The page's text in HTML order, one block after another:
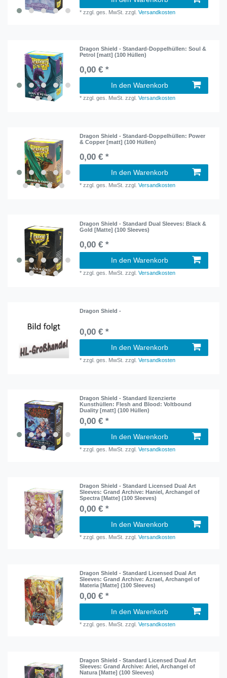
*zzgl. ges. MwSt. zzgl.Versandkosten
Dragon Shield - Standard-Doppelhüllen: Soul &
Petrol [matt] (100 Hüllen)
0,00 € *
In den Warenkorb
*zzgl. ges. MwSt. zzgl.Versandkosten
Dragon Shield - Standard-Doppelhüllen: Power
& Copper [matt] (100 Hüllen)
0,00 € *
In den Warenkorb
*zzgl. ges. MwSt. zzgl.Versandkosten
Dragon Shield - Standard Dual Sleeves: Black &
Gold [Matte] (100 Sleeves)
0,00 € *
In den Warenkorb
*zzgl. ges. MwSt. zzgl.Versandkosten
Dragon Shield -
0,00 € *
In den Warenkorb
*zzgl. ges. MwSt. zzgl.Versandkosten
Dragon Shield - Standard lizenzierte
Kunsthüllen: Flesh and Blood: Voltbound
Duality [matt] (100 Hüllen)
0,00 € *
In den Warenkorb
*zzgl. ges. MwSt. zzgl.Versandkosten
Dragon Shield - Standard Licensed Dual Art
Sleeves: Grand Archive: Haniel, Archangel of
Spectra [Matte] (100 Sleeves)
0,00 € *
In den Warenkorb
*zzgl. ges. MwSt. zzgl.Versandkosten
Dragon Shield - Standard Licensed Dual Art
Sleeves: Grand Archive: Azrael, Archangel of
Materia [Matte] (100 Sleeves)
0,00 € *
In den Warenkorb
*zzgl. ges. MwSt. zzgl.Versandkosten
Dragon Shield - Standard Licensed Dual Art
Sleeves: Grand Archive: Ariel, Archangel of
Natura [Matte] (100 Sleeves)